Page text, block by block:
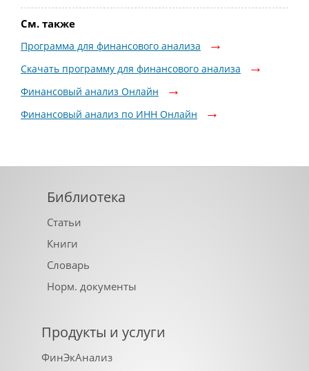
См. также
Программа для финансового анализа
Скачать программу для финансового анализа
Финансовый анализ Онлайн
Финансовый анализ по ИНН Онлайн
Библиотека
Статьи
Книги
Словарь
Норм. документы
Продукты и услуги
ФинЭкАнализ